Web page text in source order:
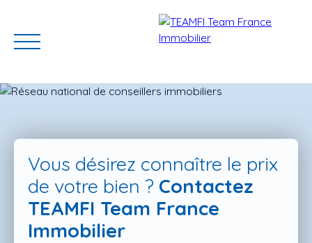
ACCUEIL ACHETER GERER VOTRE BIEN
Vous désirez connaître le prix
de votre bien ? Contactez
TEAMFI Team France
Immobilier